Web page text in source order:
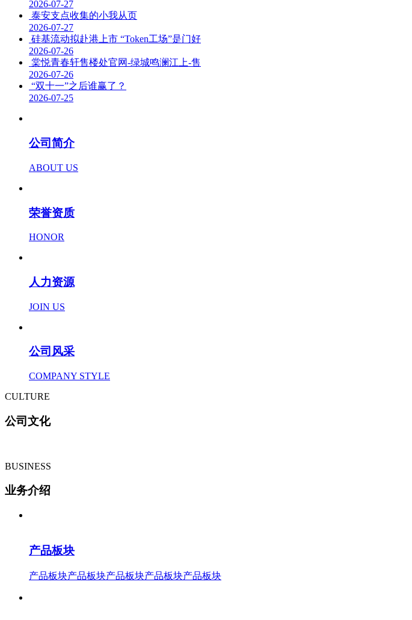
2026-07-27
泰安支点收集的小我从页
2026-07-27
硅基流动拟赴港上市 “Token工场”是门好
2026-07-26
棠悦青春轩售楼处官网-绿城鸣澜江上-售
2026-07-26
“双十一”之后谁赢了？
2026-07-25
公司简介
ABOUT US
荣誉资质
HONOR
人力资源
JOIN US
公司风采
COMPANY STYLE
CULTURE
公司文化
BUSINESS
业务介绍
产品板块
产品板块产品板块产品板块产品板块产品板块